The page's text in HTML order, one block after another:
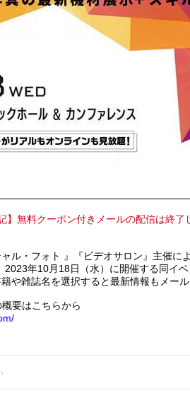
】無料クーポン付きメールの配信は終
ル・フォト 』『ビデオサロン』主催に
2023年10月18日（水）に開催する同イ
や雑誌名を選択すると最新情報もメール
要はこちらから